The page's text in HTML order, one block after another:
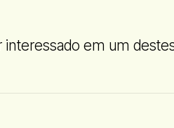
em um